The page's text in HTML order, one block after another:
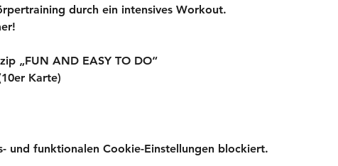
durch ein intensives Workout.
„FUN AND EASY TO DO“
Karte)
und funktionalen Cookie-Einstellungen blockiert.